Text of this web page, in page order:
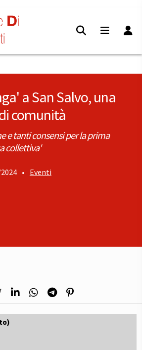
a San Salvo, una
comunità
e tanti consensi per la prima
collettiva'
• Eventi